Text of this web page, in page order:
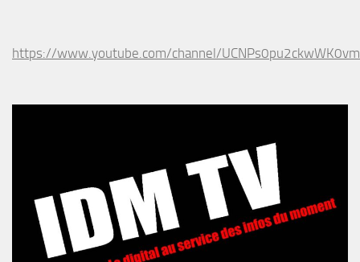
https://www.youtube.com/channel/